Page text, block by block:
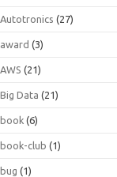
Autotronics (27)
award (3)
AWS (21)
Big Data (21)
book (6)
book-club (1)
bug (1)